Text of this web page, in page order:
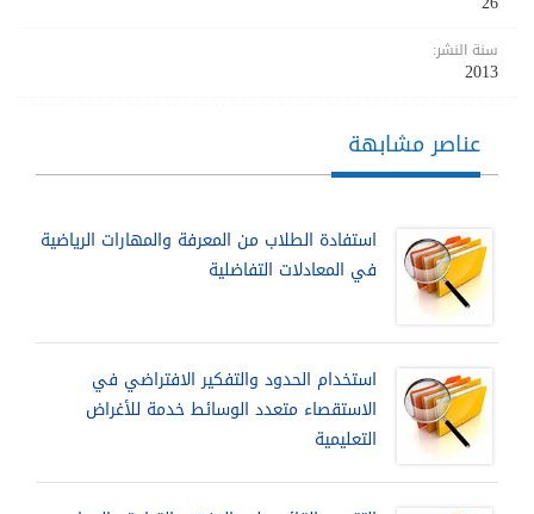
سنة النشر:
2013
عناصر مشابهة
استفادة الطلاب من المعرفة والمهارات الرياضية
في المعادلات التفاضلية
استخدام الحدود والتفكير الافتراضي في
الاستقصاء متعدد الوسائط خدمة للأغراض
التعليمية